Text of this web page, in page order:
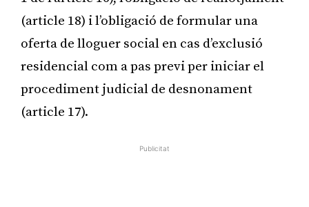
(article 18) i l’obligació de formular una
oferta de lloguer social en cas d’exclusió
residencial com a pas previ per iniciar el
procediment judicial de desnonament
(article 17).
Publicitat